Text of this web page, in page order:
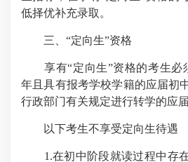
低择优补充录取。
三、“定向生”资格
享有“定向生”资格的考生必
年且具有报考学校学籍的应届初
行政部门有关规定进行转学的应
以下考生不享受定向生待遇
1.在初中阶段就读过程中存在